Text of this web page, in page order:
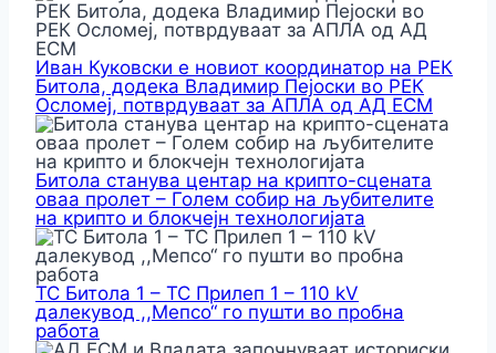
Иван Куковски е новиот координатор на РЕК
Битола, додека Владимир Пејоски во РЕК
Осломеј, потврдуваат за АПЛА од АД ЕСМ
Битола станува центар на крипто-сцената
оваа пролет – Голем собир на љубителите
на крипто и блокчејн технологијата
ТС Битола 1 – ТС Прилеп 1 – 110 kV
далекувод ,,Мепсо“ го пушти во пробна
работа